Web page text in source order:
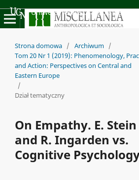
Uniwersyteckie Czasopisma
Strona domowa / Archiwum /
Tom 20 Nr 1 (2019): Phenomenology,
and Action: Perspectives on Central and
Eastern Europe
/
Dział tematyczny
On Empathy. E. Stein
and R. Ingarden vs.
Cognitive